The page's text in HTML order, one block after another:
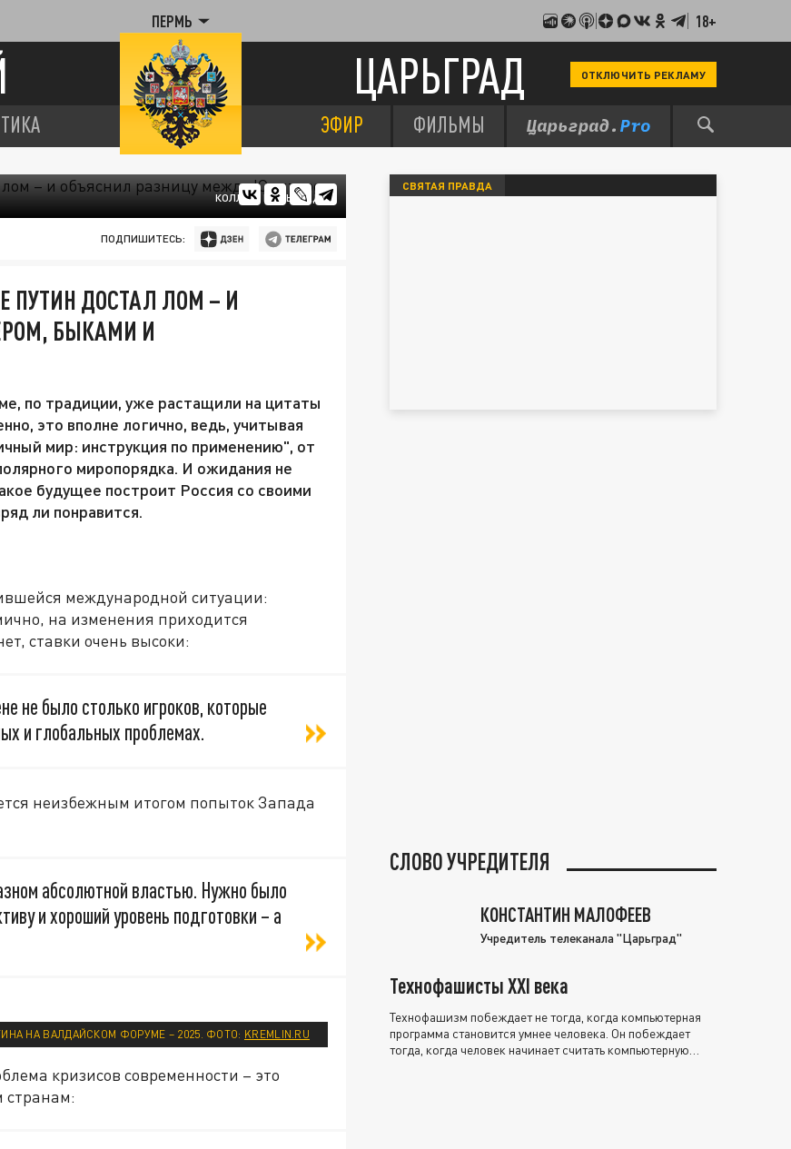
ПЕРМЬ 18+
ЦАРЬГРАД ОТКЛЮЧИТЬ РЕКЛАМУ
ЭФИР ФИЛЬМЫ
КОЛЛАЖ ЦАРЬГРАДА
ПОДПИШИТЕСЬ:
ДОСТАЛ ЛОМ – И
БЫКАМИ И
по традиции, уже растащили на цитаты
это вполне логично, ведь, учитывая
мир: инструкция по применению", от
миропорядка. И ожидания не
будущее построит Россия со своими
ли понравится.
международной ситуации:
на изменения приходится
ставки очень высоки:
не было столько игроков, которые
и глобальных проблемах.
неизбежным итогом попыток Запада
абсолютной властью. Нужно было
и хороший уровень подготовки – а
НА ВАЛДАЙСКОМ ФОРУМЕ – 2025. ФОТО: KREMLIN.RU
кризисов современности – это
странам:
СВЯТАЯ ПРАВДА
СЛОВО УЧРЕДИТЕЛЯ
КОНСТАНТИН МАЛОФЕЕВ
Учредитель телеканала "Царьград"
Технофашисты XXI века
Технофашизм побеждает не тогда, когда компьютерная
программа становится умнее человека. Он побеждает
тогда, когда человек начинает считать компьютерную